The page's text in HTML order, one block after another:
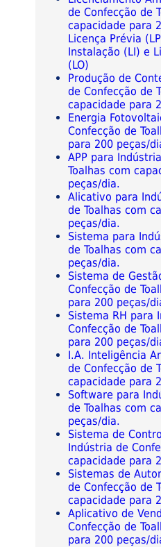
de Confecção de
capacidade para
Licença Prévia
Instalação (LI) e
(LO)
Produção de
de Confecção de
capacidade para
Energia
Confecção de
para 200 peças/
APP para
Toalhas com
peças/dia.
Alicativo para
de Toalhas com
peças/dia.
Sistema para
de Toalhas com
peças/dia.
Sistema de
Confecção de
para 200 peças/
Sistema RH para
Confecção de
para 200 peças/
I.A. Inteligência
de Confecção de
capacidade para
Software para
de Toalhas com
peças/dia.
Sistema de
Indústria de
capacidade para
Sistemas de
de Confecção de
capacidade para
Aplicativo de
Confecção de
para 200 peças/